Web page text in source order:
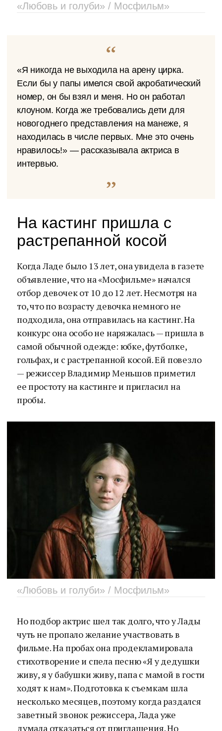
«Любовь и голуби» / Мосфильм»
«Я никогда не выходила на арену цирка.
Если бы у папы имелся свой акробатический
номер, он бы взял и меня. Но он работал
клоуном. Когда же требовались дети для
новогоднего представления на манеже, я
находилась в числе первых. Мне это очень
нравилось!» — рассказывала актриса в
интервью.
На кастинг пришла с
растрепанной косой
Когда Ладе было 13 лет, она увидела в газете
объявление, что на «Мосфильме» начался
отбор девочек от 10 до 12 лет. Несмотря на
то, что по возрасту девочка немного не
подходила, она отправилась на кастинг. На
конкурс она особо не наряжалась — пришла в
самой обычной одежде: юбке, футболке,
гольфах, и с растрепанной косой. Ей повезло
— режиссер Владимир Меньшов приметил
ее простоту на кастинге и пригласил на
пробы.
«Любовь и голуби» / Мосфильм»
Но подбор актрис шел так долго, что у Лады
чуть не пропало желание участвовать в
фильме. На пробах она продекламировала
стихотворение и спела песню «Я у дедушки
живу, я у бабушки живу, папа с мамой в гости
ходят к нам». Подготовка к съемкам шла
несколько месяцев, поэтому когда раздался
заветный звонок режиссера, Лада уже
думала отказаться от приглашения. Но